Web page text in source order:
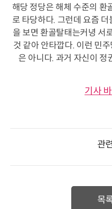
해당 정당은 해체 수준의 환
로 타당하다. 그런데 요즘
을 보면 환골탈태는커녕 서
것 같아 안타깝다. 이런 민
은 아니다. 과거 자신이 정
기사
관
목